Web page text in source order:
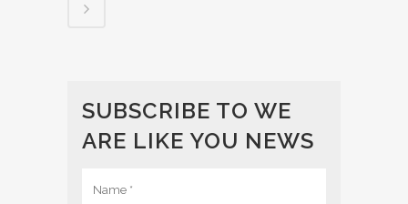
SUBSCRIBE TO WE
ARE LIKE YOU NEWS